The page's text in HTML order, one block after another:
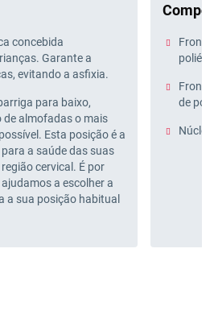
concebida
Garante a
evitando a asfixia.
para baixo,
de almofadas o mais
Esta posição é a
a saúde das suas
cervical. É por
a escolher a
a sua posição habitual
de